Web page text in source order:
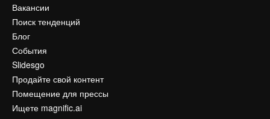
Вакансии
Поиск тенденций
Блог
События
Slidesgo
Продайте свой контент
Помещение для прессы
Ищете magnific.ai